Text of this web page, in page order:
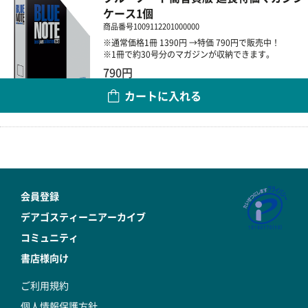
ケース1個
商品番号1009112201000000
※通常価格1冊 1390円 →特価 790円で販売中！
※1冊で約30号分のマガジンが収納できます。
790円
カートに入れる
会員登録
デアゴスティーニアーカイブ
コミュニティ
書店様向け
ご利用規約